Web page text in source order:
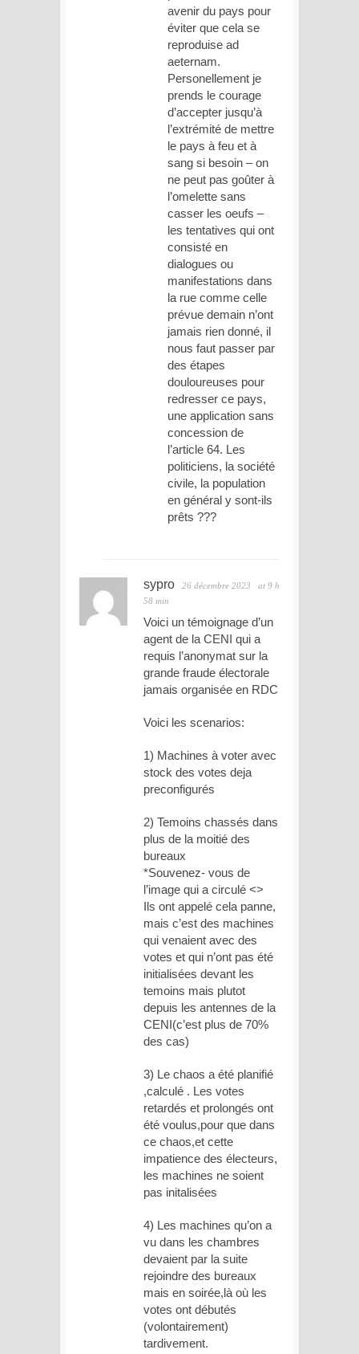
avenir du pays pour
éviter que cela se
reproduise ad
aeternam.
Personellement je
prends le courage
d’accepter jusqu’à
l’extrémité de mettre
le pays à feu et à
sang si besoin – on
ne peut pas goûter à
l’omelette sans
casser les oeufs –
les tentatives qui ont
consisté en
dialogues ou
manifestations dans
la rue comme celle
prévue demain n’ont
jamais rien donné, il
nous faut passer par
des étapes
douloureuses pour
redresser ce pays,
une application sans
concession de
l’article 64. Les
politiciens, la société
civile, la population
en général y sont-ils
prêts ???
sypro 26 décembre 2023
at 9 h
58 min
Voici un témoignage d’un
agent de la CENI qui a
requis l’anonymat sur la
grande fraude électorale
jamais organisée en RDC
Voici les scenarios:
1) Machines à voter avec
stock des votes deja
preconfigurés
2) Temoins chassés dans
plus de la moitié des
bureaux
*Souvenez- vous de
l’image qui a circulé <>
Ils ont appelé cela panne,
mais c’est des machines
qui venaient avec des
votes et qui n’ont pas été
initialisées devant les
temoins mais plutot
depuis les antennes de la
CENI(c’est plus de 70%
des cas)
3) Le chaos a été planifié
,calculé . Les votes
retardés et prolongés ont
été voulus,pour que dans
ce chaos,et cette
impatience des électeurs,
les machines ne soient
pas initalisées
4) Les machines qu’on a
vu dans les chambres
devaient par la suite
rejoindre des bureaux
mais en soirée,là où les
votes ont débutés
(volontairement)
tardivement.